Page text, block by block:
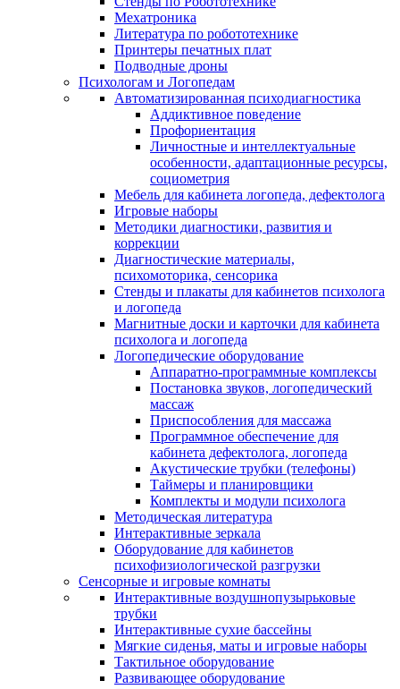
Мехатроника
Литература по робототехнике
Принтеры печатных плат
Подводные дроны
Психологам и Логопедам
Автоматизированная психодиагностика
Аддиктивное поведение
Профориентация
Личностные и интеллектуальные
особенности, адаптационные ресурсы,
социометрия
Мебель для кабинета логопеда, дефектолога
Игровые наборы
Методики диагностики, развития и
коррекции
Диагностические материалы,
психомоторика, сенсорика
Стенды и плакаты для кабинетов психолога
и логопеда
Магнитные доски и карточки для кабинета
психолога и логопеда
Логопедические оборудование
Аппаратно-программные комплексы
Постановка звуков, логопедический
массаж
Приспособления для массажа
Программное обеспечение для
кабинета дефектолога, логопеда
Акустические трубки (телефоны)
Таймеры и планировщики
Комплекты и модули психолога
Методическая литература
Интерактивные зеркала
Оборудование для кабинетов
психофизиологической разгрузки
Сенсорные и игровые комнаты
Интерактивные воздушнопузырьковые
трубки
Интерактивные сухие бассейны
Мягкие сиденья, маты и игровые наборы
Тактильное оборудование
Развивающее оборудование